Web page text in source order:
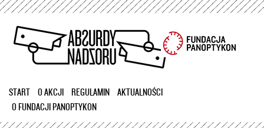
Przejdź
treści
START O AKCJI REGULAMIN
AKTUALNOŚCI
O FUNDACJI PANOPTYKON